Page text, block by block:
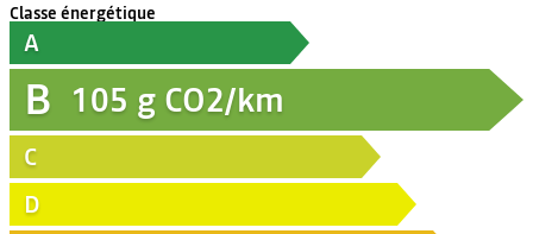
Classe énergétique
A
B 105 g CO2/km
C
D